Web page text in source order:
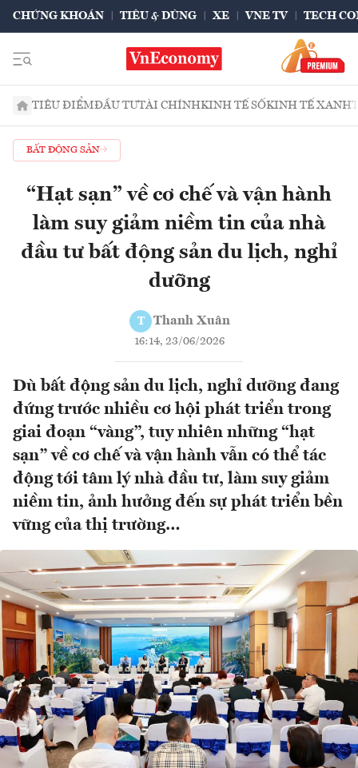
CHỨNG KHOÁN TIÊU & DÙNG XE VNE TV TECH
TIÊU ĐIỂMĐẦU TƯTÀI CHÍNHKINH TẾ SỐKINH TẾ XANH
BẤT ĐỘNG SẢN
“Hạt sạn” về cơ chế và vận hành
làm suy giảm niềm tin của nhà
đầu tư bất động sản du lịch, nghỉ
dưỡng
T Thanh Xuân
16:14, 23/06/2026
Dù bất động sản du lịch, nghỉ dưỡng đang
đứng trước nhiều cơ hội phát triển trong
giai đoạn “vàng”, tuy nhiên những “hạt
sạn” về cơ chế và vận hành vẫn có thể tác
động tới tâm lý nhà đầu tư, làm suy giảm
niềm tin, ảnh hưởng đến sự phát triển bền
vững của thị trường…